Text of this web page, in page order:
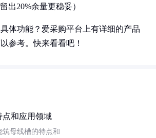
出20%余量更稳妥）
体功能？爱采购平台上有详细的产品
参考。快来看看吧！
点和应用领域
母线槽的特点和